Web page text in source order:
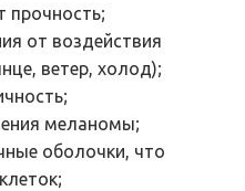
прочность;
от воздействия
ветер, холод);
меланомы;
оболочки, что